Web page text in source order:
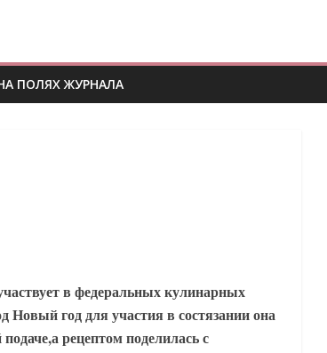
ПОЛЯХ ЖУРНАЛА
в федеральных кулинарных
Новый год для участия в состязании она
рецептом поделилась с